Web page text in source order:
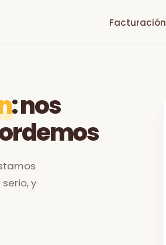
Facturación
: nos
y